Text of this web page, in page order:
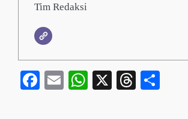
Tim Redaksi
Facebook
EmailWhatsApp
X Threads